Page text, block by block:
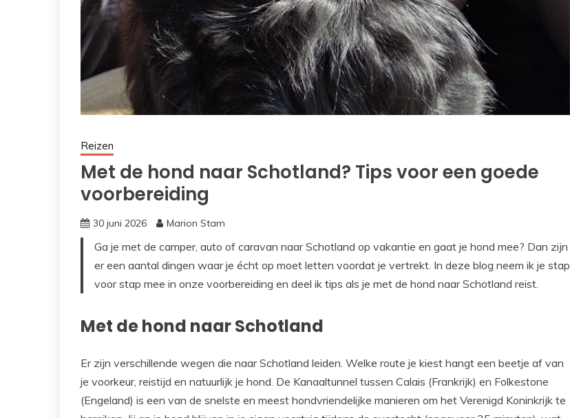
Reizen
Met de hond naar Schotland? Tips voor een goede
voorbereiding
30 juni 2026 Marion Stam
Ga je met de camper, auto of caravan naar Schotland op vakantie en gaat je hond mee? Dan zijn
er een aantal dingen waar je écht op moet letten voordat je vertrekt. In deze blog neem ik je stap
voor stap mee in onze voorbereiding en deel ik tips als je met de hond naar Schotland reist.
Met de hond naar Schotland
Er zijn verschillende wegen die naar Schotland leiden. Welke route je kiest hangt een beetje af van
je voorkeur, reistijd en natuurlijk je hond. De Kanaaltunnel tussen Calais (Frankrijk) en Folkestone
(Engeland) is een van de snelste en meest hondvriendelijke manieren om het Verenigd Koninkrijk te